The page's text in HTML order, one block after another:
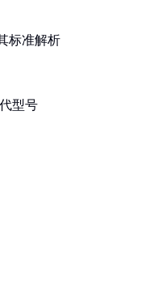
标准解析
型号